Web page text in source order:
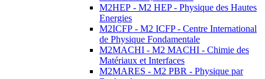
M2HEP - M2 HEP - Physique des Hautes
Energies
M2ICFP - M2 ICFP - Centre International
de Physique Fondamentale
M2MACHI - M2 MACHI - Chimie des
Matériaux et Interfaces
M2MARES - M2 PBR - Physique par